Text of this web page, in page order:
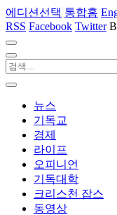
에디션선택 통합홈
RSS Facebook Twitter
뉴스
기독교
경제
라이프
오피니언
기독대학
크리스천 잡스
동영상